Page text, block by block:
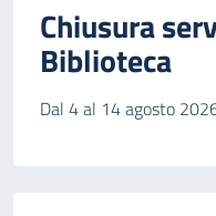
Chiusura
Biblioteca
Dal 4 al 14 agosto